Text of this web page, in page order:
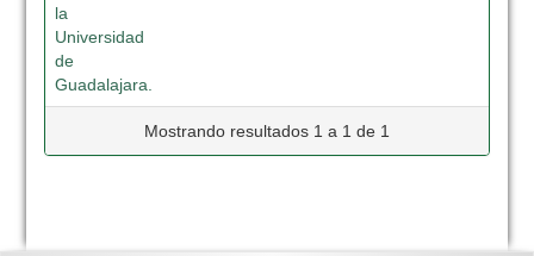
la
Universidad
de
Guadalajara.
Mostrando resultados 1 a 1 de 1